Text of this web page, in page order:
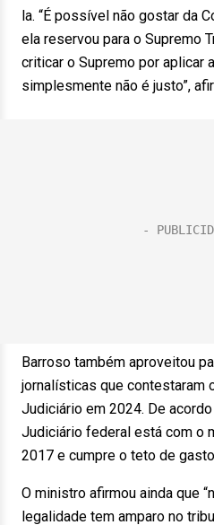
la. “É possível não gostar da
ela reservou para o Supremo
criticar o Supremo por aplicar
simplesmente não é justo”,
Barroso também aproveitou
jornalísticas que contestaram
Judiciário em 2024. De
Judiciário federal está com o
2017 e cumpre o teto de
O ministro afirmou ainda que
legalidade tem amparo no